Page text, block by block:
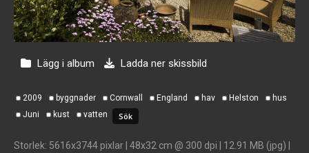
Lägg i album Ladda ner skissbild
2009 byggnader Cornwall England hav Helston
hus
Juni
kust vatten
Storlek: 5616x3744 pixlar | 48x32 cm @ 300 dpi | 12.91 MB (jpg) |